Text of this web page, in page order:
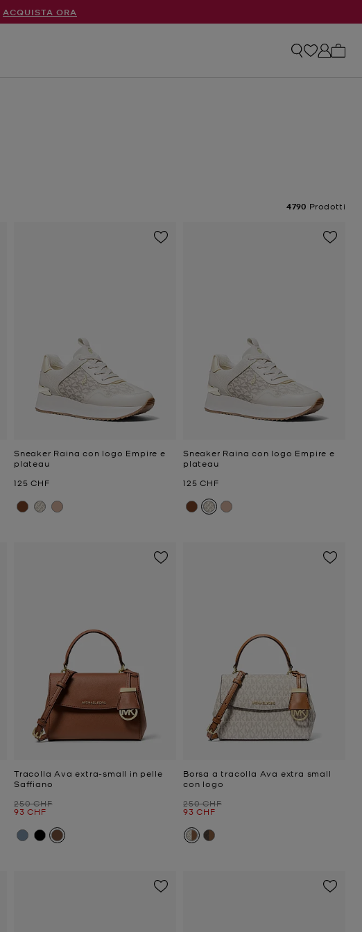
ACQUISTA ORA
4790 Prodotti
Sneaker Raina con logo Empire e
plateau
Prezzo attuale
125 CHF
Sneaker Raina con logo Empire e
plateau
Prezzo attuale
125 CHF
Tracolla Ava extra-small in pelle
Saffiano
Prezzo iniziale
250 CHF
Prezzo attuale
93 CHF
Borsa a tracolla Ava extra small
con logo
Prezzo iniziale
250 CHF
Prezzo attuale
93 CHF